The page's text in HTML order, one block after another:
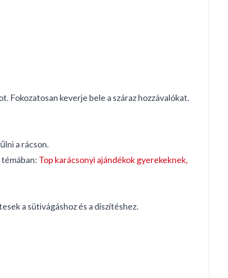
Fokozatosan keverje bele a száraz hozzávalókat.
a rácson.
Top karácsonyi ajándékok gyerekeknek,
a sütivágáshoz és a díszítéshez.